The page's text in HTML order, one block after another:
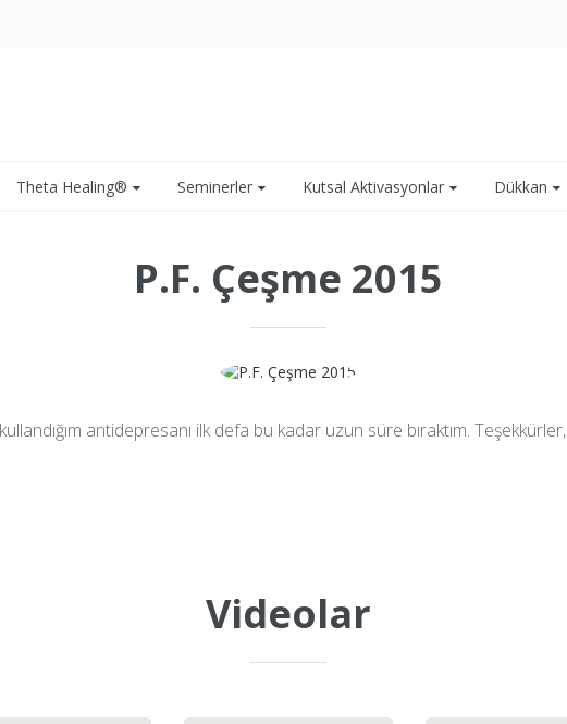
Theta Healing® Seminerler Kutsal Aktivasyonlar Dükkan
P.F. Çeşme 2015
antidepresanı ilk defa bu kadar uzun süre bıraktım. Teşekkürler,
Videolar